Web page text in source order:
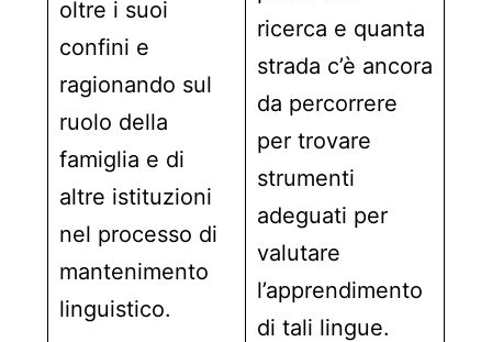
oltre i suoi
confini e
ragionando sul
ruolo della
famiglia e di
altre istituzioni
nel processo di
mantenimento
linguistico.
ricerca e quanta
strada c’è ancora
da percorrere
per trovare
strumenti
adeguati per
valutare
l’apprendimento
di tali lingue.